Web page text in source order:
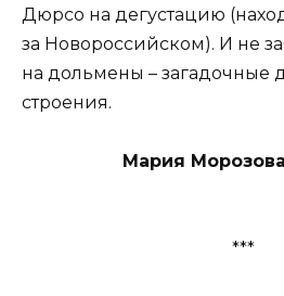
Дюрсо на дегустацию
за Новороссийском). И не
на дольмены – загадочные
строения.
Мария
***